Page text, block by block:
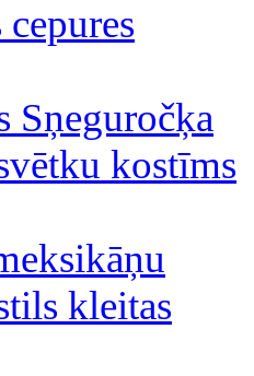
Sņeguročķa
kostīms
kleitas